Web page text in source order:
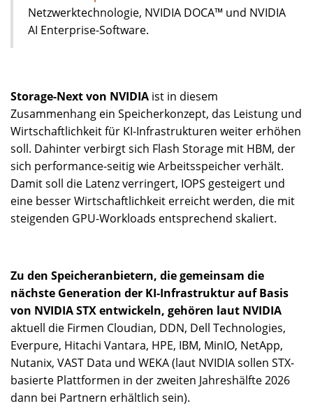
Netzwerktechnologie, NVIDIA DOCA™ und NVIDIA
AI Enterprise-Software.
Storage-Next von NVIDIA ist in diesem
Zusammenhang ein Speicherkonzept, das Leistung und
Wirtschaftlichkeit für KI-Infrastrukturen weiter erhöhen
soll. Dahinter verbirgt sich Flash Storage mit HBM, der
sich performance-seitig wie Arbeitsspeicher verhält.
Damit soll die Latenz verringert, IOPS gesteigert und
eine besser Wirtschaftlichkeit erreicht werden, die mit
steigenden GPU-Workloads entsprechend skaliert.
Zu den Speicheranbietern, die gemeinsam die
nächste Generation der KI-Infrastruktur auf Basis
von NVIDIA STX entwickeln, gehören laut NVIDIA
aktuell die Firmen Cloudian, DDN, Dell Technologies,
Everpure, Hitachi Vantara, HPE, IBM, MinIO, NetApp,
Nutanix, VAST Data und WEKA(laut NVIDIA sollen STX-
basierte Plattformen in der zweiten Jahreshälfte 2026
dann bei Partnern erhältlich sein).